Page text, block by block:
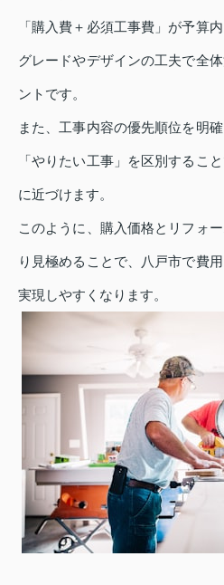
「購入費＋必須工事費」が予算
グレードやデザインの工夫で全
ントです。
また、工事内容の優先順位を明
「やりたい工事」を区別するこ
に近づけます。
このように、購入価格とリフォ
り見極めることで、八戸市で費
実現しやすくなります。